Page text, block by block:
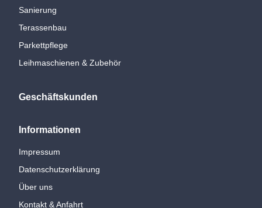
Sanierung
Terassenbau
Parkettpflege
Leihmaschienen & Zubehör
Geschäftskunden
Informationen
Impressum
Datenschutzerklärung
Über uns
Kontakt & Anfahrt